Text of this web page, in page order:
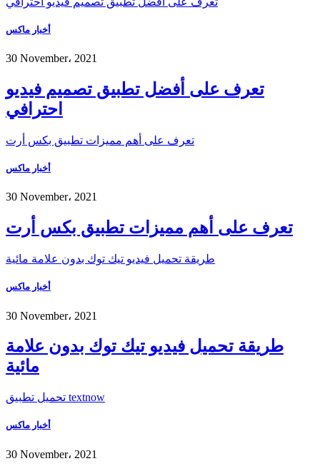
أخبار ماكس
30 November، 2021
تعرف على أفضل تطبيق تصميم فيديو
احترافي
تعرف على أهم مميزات تطبيق بكس أرت
أخبار ماكس
30 November، 2021
تعرف على أهم مميزات تطبيق بكس أرت
طريقة تحميل فيديو تيك توك بدون علامة مائية
أخبار ماكس
30 November، 2021
طريقة تحميل فيديو تيك توك بدون علامة
مائية
تحميل تطبيق textnow
أخبار ماكس
30 November، 2021